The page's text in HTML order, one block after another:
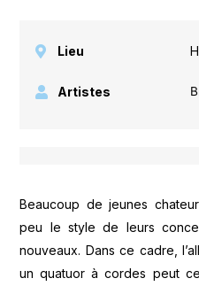
Lieu
Artistes
Beaucoup de jeunes
peu le style de leurs
nouveaux. Dans ce cadre,
un quatuor à cordes peut